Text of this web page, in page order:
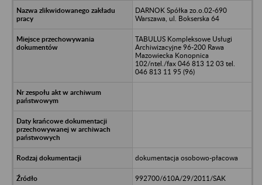
DARNOK Spółka zo.o.02-690
Warszawa, ul. Bokserska 64
TABULUS Kompleksowe Usługi
Archiwizacyjne 96-200 Rawa
Mazowiecka Konopnica
102/ntel./fax 046 813 12 03 tel.
046 813 11 95 (96)
dokumentacja osobowo-płacowa
992700/610A/29/2011/SAK